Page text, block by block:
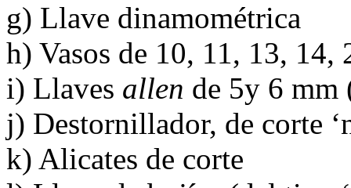
g) Llave dinamométrica
h) Vasos de 10, 11, 13, 14,
i) Llaves allen de 5y 6 mm
j) Destornillador, de corte
k) Alicates de corte